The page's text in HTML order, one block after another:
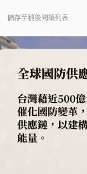
儲存至稍後閱讀列表